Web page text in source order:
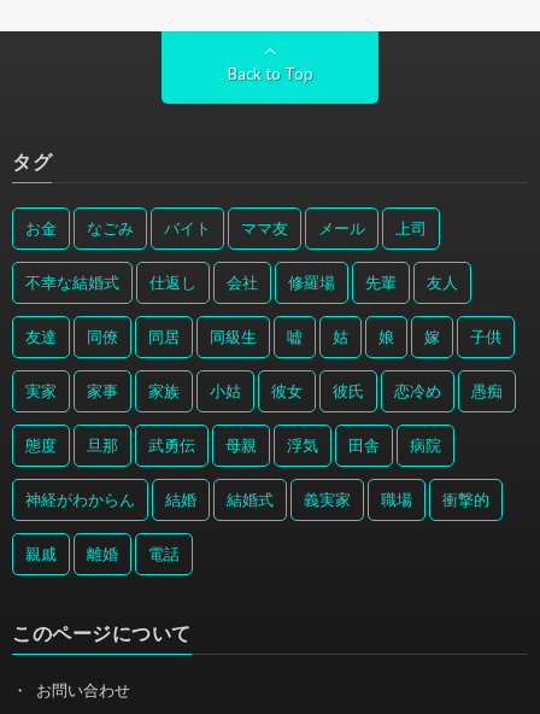
Back to Top
タグ
お金 なごみ バイト ママ友 メール 上司
不幸な結婚式 仕返し 会社 修羅場 先輩 友人
友達 同僚 同居 同級生 嘘 姑 娘 嫁 子供
実家 家事 家族 小姑 彼女 彼氏 恋冷め 愚痴
態度 旦那 武勇伝 母親 浮気 田舎 病院
神経がわからん 結婚 結婚式 義実家 職場 衝撃的
親戚 離婚 電話
このページについて
お問い合わせ